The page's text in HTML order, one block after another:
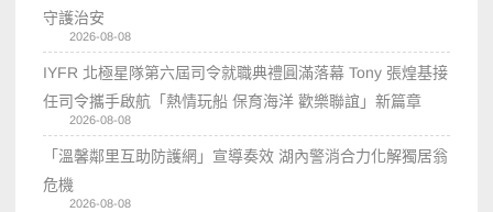
守護治安
2026-08-08
IYFR 北極星隊第六屆司令就職典禮圓滿落幕 Tony 張煌基接
任司令攜手啟航「熱情玩船 保育海洋 歡樂聯誼」新篇章
2026-08-08
「溫馨鄰里互助防護網」宣導奏效 湖內警消合力化解獨居翁
危機
2026-08-08